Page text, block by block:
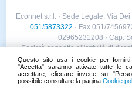
Questo sito usa i cookie per fornirti
"Accetta" saranno attivate tutte le
accettare, cliccare invece su
possibile consultare la pagina Cookie
Econnet s.r.l. · Sede Legale: Via
051/5873322 · Fax 051/
02965231208 · Cap.
Società soggetta all'attività di
Holding s.r.l. · Sede Legale: Via
- C.F.